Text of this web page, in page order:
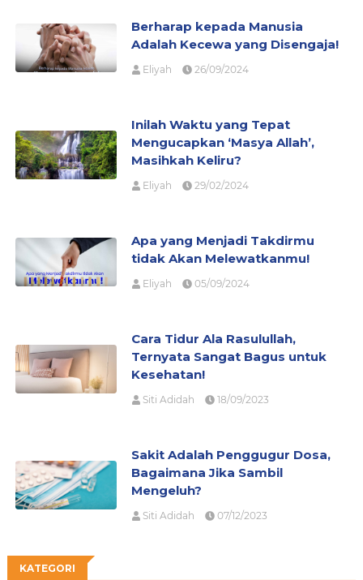
Berharap kepada Manusia
Adalah Kecewa yang Disengaja!
Eliyah 26/09/2024
Inilah Waktu yang Tepat
Mengucapkan ‘Masya Allah’,
Masihkah Keliru?
Eliyah 29/02/2024
Apa yang Menjadi Takdirmu
tidak Akan Melewatkanmu!
Eliyah 05/09/2024
Cara Tidur Ala Rasulullah,
Ternyata Sangat Bagus untuk
Kesehatan!
Siti Adidah 18/09/2023
Sakit Adalah Penggugur Dosa,
Bagaimana Jika Sambil
Mengeluh?
Siti Adidah 07/12/2023
KATEGORI